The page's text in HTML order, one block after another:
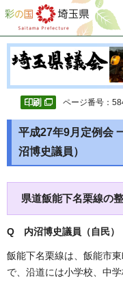
彩の国 埼玉県
ページ番号：
平成27年9月定例会
沼博史議員）
県道飯能下名栗線の
Q 内沼博史議員（自民）
飯能下名栗線は、飯能市
で、沿道には小学校、中